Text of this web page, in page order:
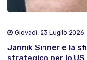
Giovedì, 23 Luglio 2026
Jannik Sinner e la
strategico per lo US